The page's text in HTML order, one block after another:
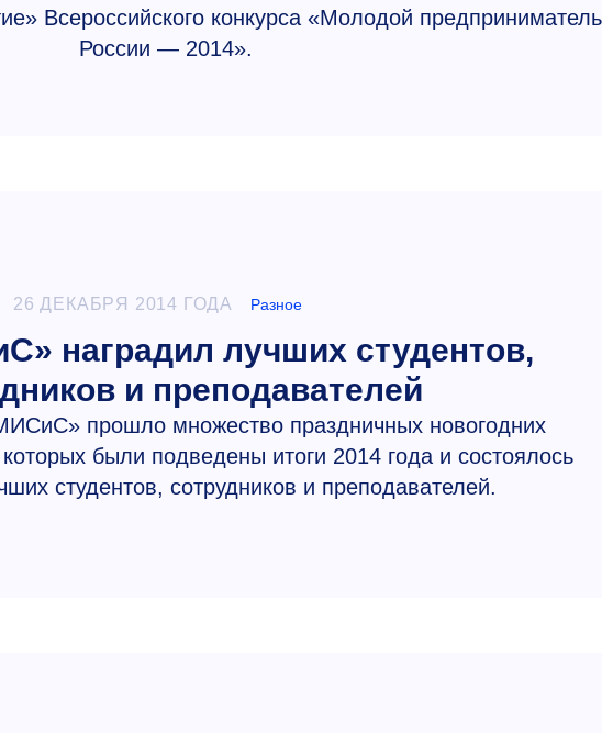
Всероссийского конкурса «Молодой предприниматель
России — 2014».
26 ДЕКАБРЯ 2014 ГОДА Разное
наградил лучших студентов,
и преподавателей
прошло множество праздничных новогодних
были подведены итоги 2014 года и состоялось
студентов, сотрудников и преподавателей.